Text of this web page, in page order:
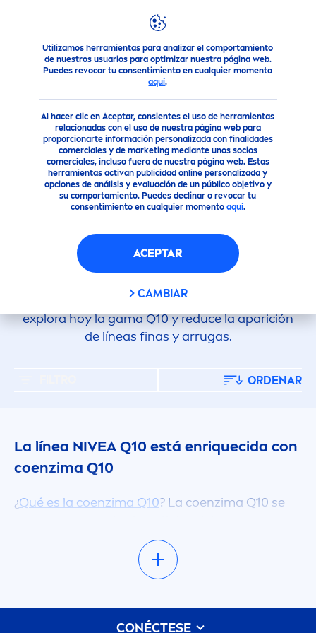
Utilizamos herramientas para analizar el comportamiento
de nuestros usuarios para optimizar nuestra página web.
Puedes revocar tu consentimiento en cualquier momento
aquí.
Al hacer clic en Aceptar, consientes el uso de herramientas
relacionadas con el uso de nuestra página web para
proporcionarte información personalizada con finalidades
comerciales y de marketing mediante unos socios
comerciales, incluso fuera de nuestra página web. Estas
herramientas activan publicidad online personalizada y
opciones de análisis y evaluación de un público objetivo y
su comportamiento. Puedes declinar o revocar tu
consentimiento en cualquier momento aquí.
ACEPTAR
CAMBIAR
Nuestros Productos Compra productos Q10
Q10 - CUIDADO INNOVADOR
PARA REDUCIR LAS ARRUGAS
Descubre la líneaNIVEAQ10, que utiliza el
potente antioxidante coenzima Q10 para
recargar y rejuvenecer tu piel de manera diaria.
Toda la gamaNIVEAQ10 está especial
formulada para apoyar la producción
Q10 en la piel, proteger las células del daño y
ralentizar el proceso de envejecimiento. Ya sea
o una rutina completa de cuidado antiedad,
explora hoy la gama Q10 y reduce la aparición
de líneas finas y arrugas.
ORDENAR
SELECCIONAR FILTROS
La línea NIVEA Q10 está enriquecida con
coenzima Q10
¿Qué es la coenzima Q10? La coenzima Q10 se
esencial para la producción de energía,
permitiendo que la piel realice funciones
es como la regeneración y reparación. A
vitamina Q10 disminuye, lo que hace que la piel
CONÉCTESE